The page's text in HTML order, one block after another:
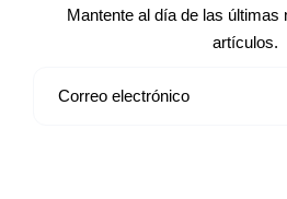
Mantente al día de las últimas
artículos.